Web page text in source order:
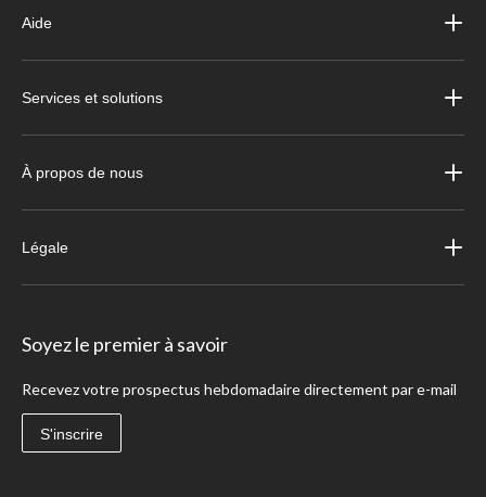
Aide
Services et solutions
À propos de nous
Légale
Soyez le premier à savoir
Recevez votre prospectus hebdomadaire directement par e-mail
S'inscrire